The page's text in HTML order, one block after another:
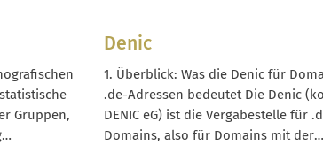
den
neu
Ein
Produkte
gemessener oder prognostizierter
Im Zentrum steht die Frage: Wonach
Nutzer konkret – und wie lässt sich
skalierbar Content produzieren?
Gruppen,
Denic
1. Überblick: Was die Denic für
.de-Adressen bedeutet Die Denic
DENIC eG) ist die Vergabestelle für
Domains, also für Domains mit der